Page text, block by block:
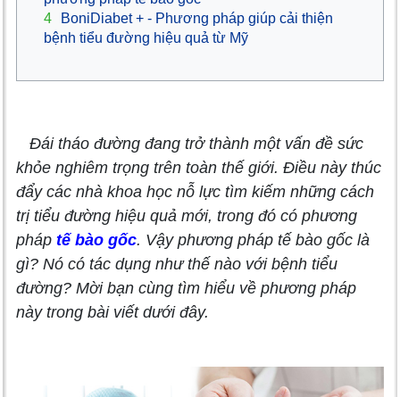
4
BoniDiabet + - Phương pháp giúp cải thiện
bệnh tiểu đường hiệu quả từ Mỹ
Đái tháo đường đang trở thành một vấn đề sức
khỏe nghiêm trọng trên toàn thế giới. Điều này thúc
đẩy các nhà khoa học nỗ lực tìm kiếm những cách
trị tiểu đường hiệu quả mới, trong đó có phương
pháp tế bào gốc. Vậy phương pháp tế bào gốc là
gì? Nó có tác dụng như thế nào với bệnh tiểu
đường? Mời bạn cùng tìm hiểu về phương pháp
này trong bài viết dưới đây.